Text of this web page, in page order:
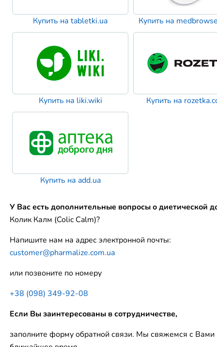
Купить на tabletki.ua Купить на
Купить на liki.wiki Купить на
Купить на add.ua
У Вас есть дополнительные вопросы о диетической
Колик Калм (Colic Calm)?
Напишите нам на адрес электронной почты:
customer@pharmalize.com.ua
или позвоните по номеру
+38 (098) 349-92-08
Если Вы заинтересованы в сотрудничестве,
заполните форму обратной связи. Мы свяжемся с Вами